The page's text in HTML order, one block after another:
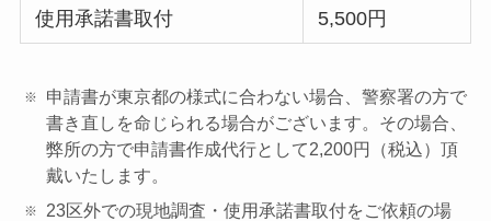
使用承諾書取付 5,500円
申請書が東京都の様式に合わない場合、警察署の方で
書き直しを命じられる場合がございます。その場合、
弊所の方で申請書作成代行として2,200円（税込）頂
戴いたします。
23区外での現地調査・使用承諾書取付をご依頼の場